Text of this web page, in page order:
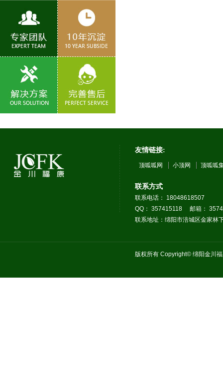
友情链接:
顶呱呱网 小顶网 顶呱呱
联系方式
联系电话： 18048618507
QQ： 357415118 邮箱：
联系地址：绵阳市涪城区金家林
版权所有 Copyright© 绵阳金川